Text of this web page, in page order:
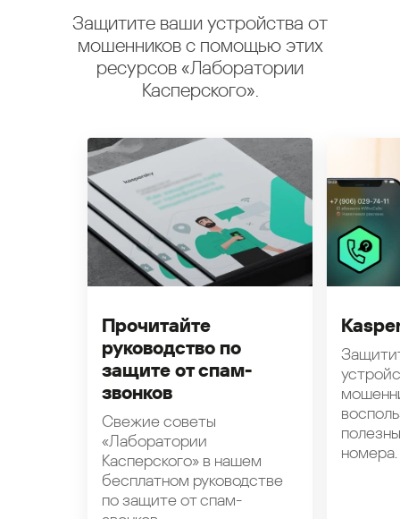
Защитите ваши устройства от
мошенников с помощью этих
ресурсов «Лаборатории
Касперского».
Прочитайте
руководство по
защите от спам-
звонков
Свежие советы
«Лаборатории
Касперского» в нашем
бесплатном руководстве
по защите от спам-
номера.